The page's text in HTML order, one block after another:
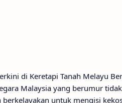
di Keretapi Tanah Melayu
Malaysia yang berumur
berkelayakan untuk mengisi